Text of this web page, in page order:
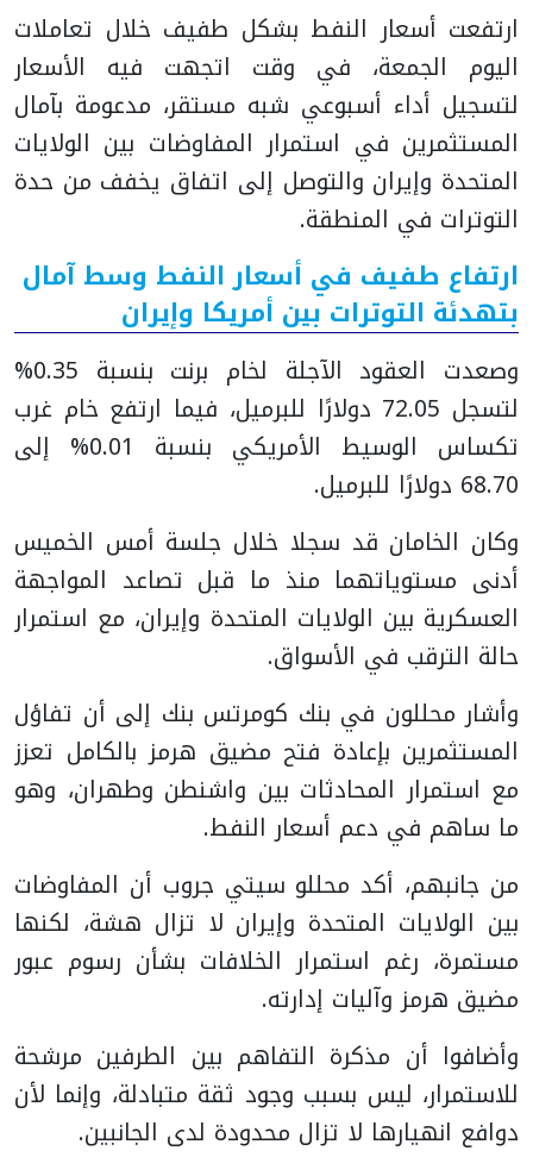
ارتفعت أسعار النفط بشكل طفيف خلال تعاملات
اليوم الجمعة، في وقت اتجهت فيه الأسعار
لتسجيل أداء أسبوعي شبه مستقر، مدعومة بآمال
المستثمرين في استمرار المفاوضات بين الولايات
المتحدة وإيران والتوصل إلى اتفاق يخفف من حدة
التوترات في المنطقة.
ارتفاع طفيف في أسعار النفط وسط آمال
بتهدئة التوترات بين أمريكا وإيران
وصعدت العقود الآجلة لخام برنت بنسبة 0.35%
لتسجل 72.05 دولارًا للبرميل، فيما ارتفع خام غرب
تكساس الوسيط الأمريكي بنسبة 0.01% إلى
68.70 دولارًا للبرميل.
وكان الخامان قد سجلا خلال جلسة أمس الخميس
أدنى مستوياتهما منذ ما قبل تصاعد المواجهة
العسكرية بين الولايات المتحدة وإيران، مع استمرار
حالة الترقب في الأسواق.
وأشار محللون في بنك كومرتس بنك إلى أن تفاؤل
المستثمرين بإعادة فتح مضيق هرمز بالكامل تعزز
مع استمرار المحادثات بين واشنطن وطهران، وهو
ما ساهم في دعم أسعار النفط.
من جانبهم، أكد محللو سيتي جروب أن المفاوضات
بين الولايات المتحدة وإيران لا تزال هشة، لكنها
مستمرة، رغم استمرار الخلافات بشأن رسوم عبور
مضيق هرمز وآليات إدارته.
وأضافوا أن مذكرة التفاهم بين الطرفين مرشحة
للاستمرار، ليس بسبب وجود ثقة متبادلة، وإنما لأن
دوافع انهيارها لا تزال محدودة لدى الجانبين.